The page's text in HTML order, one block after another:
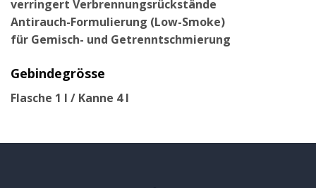
verringert Verbrennungsrückstände
Antirauch-Formulierung (Low-Smoke)
für Gemisch- und Getrenntschmierung
Gebindegrösse
Flasche 1 l / Kanne 4 l